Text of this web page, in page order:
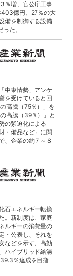
％増、官公庁工事
億円、27％の大
備を制御する設備
た。
中東情勢」アンケ
を受けていると回
高騰（75％）」を
高騰（39％）」と
の緊迫化による
・備品など）に関
、企業の約７～８
石エネルギー転換
。新制度は、家庭
ルギーの消費量の
・公表し、それを
などを示す。高効
ハイブリッド給湯
％達成を目指